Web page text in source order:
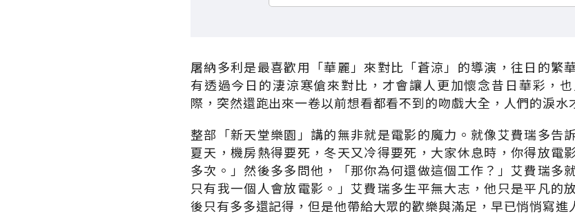
屠納多利是最喜歡用「華麗」來對比「蒼涼」的導演，往日的繁
有透過今日的淒涼寒傖來對比，才會讓人更加懷念昔日華彩，
際，突然還跑出來一卷以前想看都看不到的吻戲大全，人們的淚水
整部「新天堂樂園」講的無非就是電影的魔力。就像艾費瑞多告
夏天，機房熱得要死，冬天又冷得要死，大家休息時，你得放電
多次。」然後多多問他，「那你為何還做這個工作？」艾費瑞多
只有我一個人會放電影。」艾費瑞多生平無大志，他只是平凡的
後只有多多還記得，但是他帶給大眾的歡樂與滿足，早已悄悄寫進